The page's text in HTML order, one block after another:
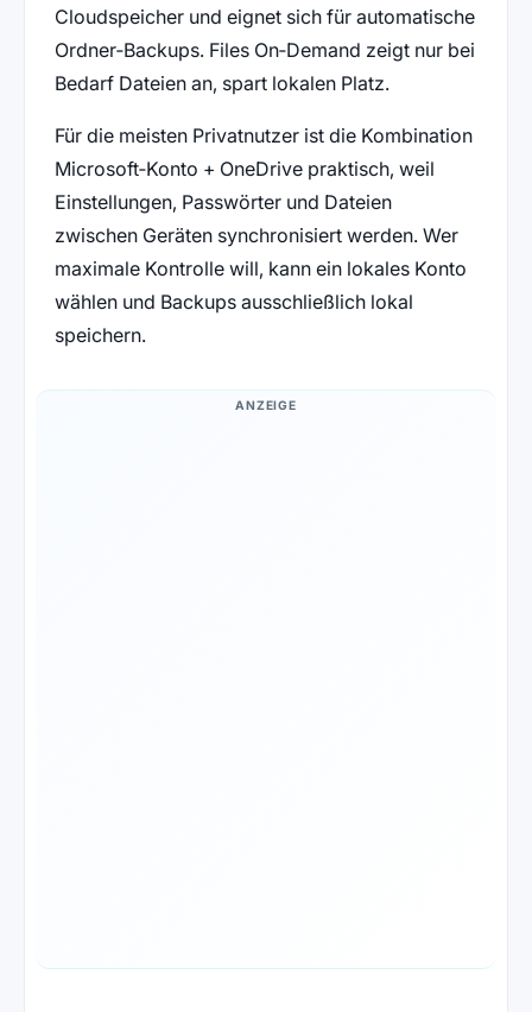
Cloudspeicher und eignet sich für automatische
Ordner‑Backups. Files On‑Demand zeigt nur bei
Bedarf Dateien an, spart lokalen Platz.
Für die meisten Privatnutzer ist die Kombination
Microsoft‑Konto + OneDrive praktisch, weil
Einstellungen, Passwörter und Dateien
zwischen Geräten synchronisiert werden. Wer
maximale Kontrolle will, kann ein lokales Konto
wählen und Backups ausschließlich lokal
speichern.
ANZEIGE